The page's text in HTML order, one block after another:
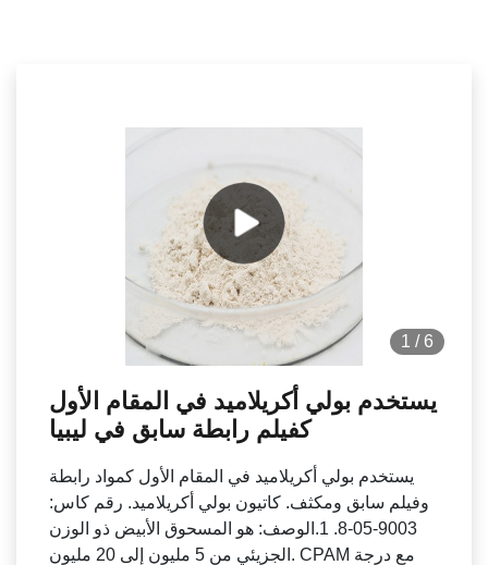
1 / 6
يستخدم بولي أكريلاميد في المقام الأول
كفيلم رابطة سابق في ليبيا
يستخدم بولي أكريلاميد في المقام الأول كمواد رابطة
وفيلم سابق ومكثف. كاتيون بولي أكريلاميد. رقم كاس:
9003-05-8. 1.الوصف: هو المسحوق الأبيض ذو الوزن
الجزيئي من 5 مليون إلى 20 مليون. CPAM مع درجة